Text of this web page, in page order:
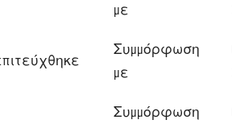
με
Συμμόρφωση
με
Συμμόρφωση